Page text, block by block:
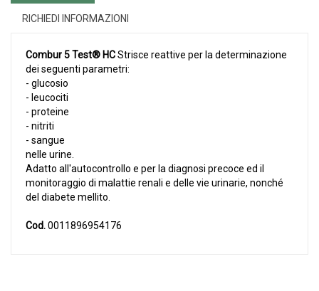
RICHIEDI INFORMAZIONI
Combur 5 Test® HCStrisce reattive per la determinazione
dei seguenti parametri:
- glucosio
- leucociti
- proteine
- nitriti
- sangue
nelle urine.
Adatto all'autocontrollo e per la diagnosi precoce ed il
monitoraggio di malattie renali e delle vie urinarie, nonché
del diabete mellito.
Cod.0011896954176